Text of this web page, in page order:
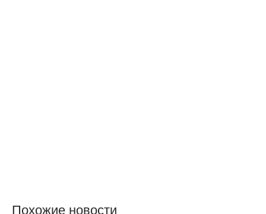
Похожие новости